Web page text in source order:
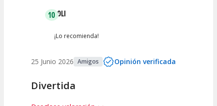
10LOLI
¡Lo recomienda!
25 Junio 2026 Amigos Opinión verificada
Divertida